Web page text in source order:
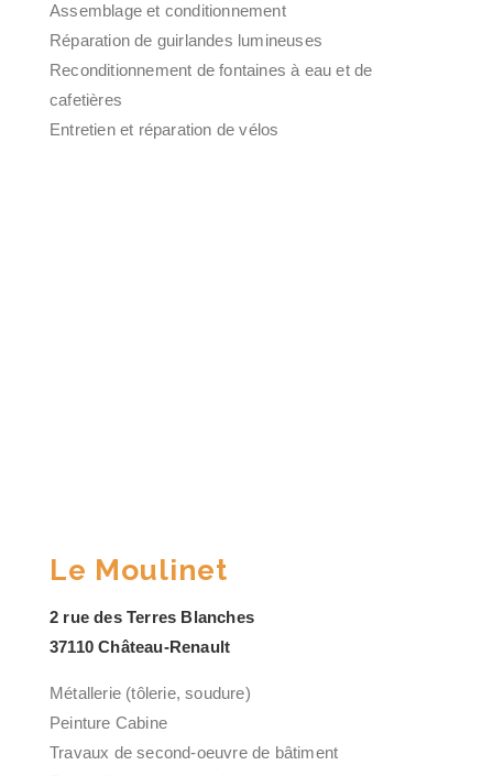
Assemblage et conditionnement
Réparation de guirlandes lumineuses
Reconditionnement de fontaines à eau et de
cafetières
Entretien et réparation de vélos
Le Moulinet
2 rue des Terres Blanches
37110 Château-Renault
Métallerie (tôlerie, soudure)
Peinture Cabine
Travaux de second-oeuvre de bâtiment